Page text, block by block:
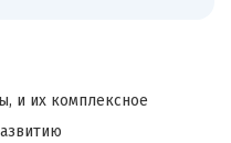
и их комплексное